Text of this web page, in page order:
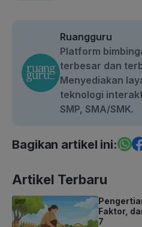
Ruangguru
Platform
terbesar dan
Menyediakan
teknologi
SMP, SMA/SMK.
Bagikan artikel ini:
Artikel Terbaru
Faktor,
7